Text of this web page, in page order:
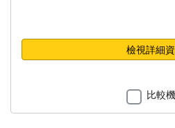
檢視詳細
比較